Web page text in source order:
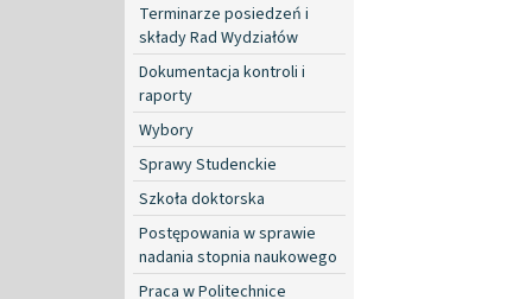
Terminarze posiedzeń i
składy Rad Wydziałów
Dokumentacja kontroli i
raporty
Wybory
Sprawy Studenckie
Szkoła doktorska
Postępowania w sprawie
nadania stopnia naukowego
Praca w Politechnice